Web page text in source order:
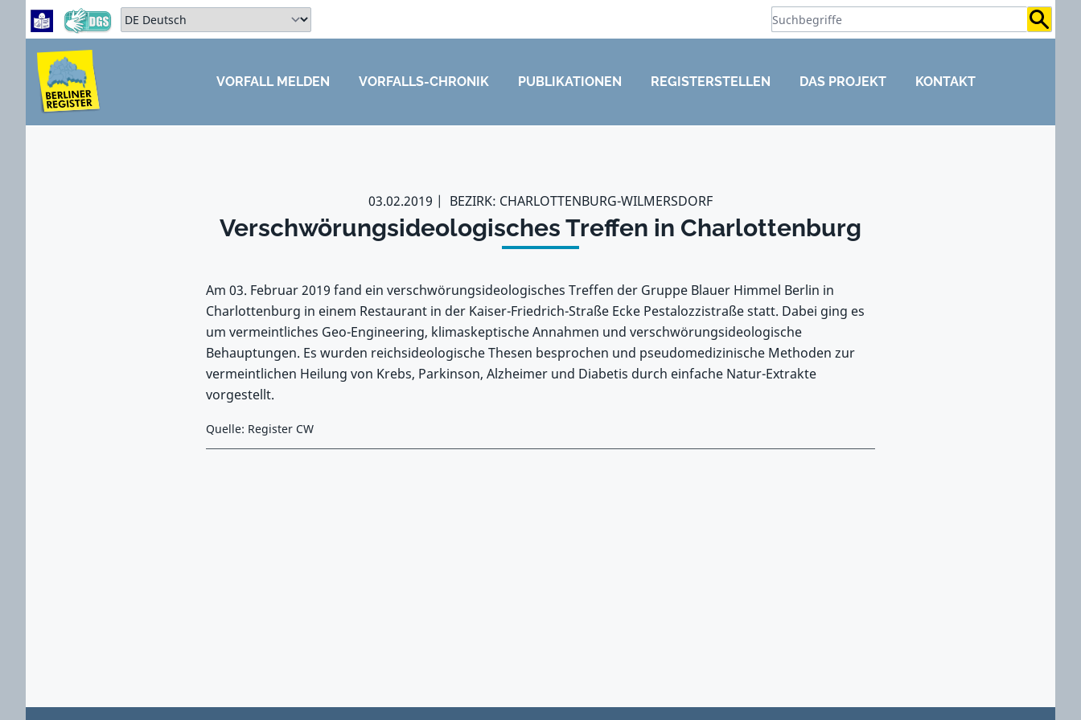
Zum Hauptbereich springen
Zum Hauptmenü springen
Sprache auswählen:
ZUM HAUPTBEREICH SPRINGEN
VORFALL MELDEN VORFALLS-CHRONIK PUBLIKATIONEN REGISTERSTELLEN DAS PROJEKT KONTAKT
03.02.2019 BEZIRK: CHARLOTTENBURG-WILMERSDORF
Verschwörungsideologisches Treffen in Charlottenburg
Am 03. Februar 2019 fand ein verschwörungsideologisches Treffen der Gruppe Blauer Himmel Berlin in
Charlottenburg in einem Restaurant in der Kaiser-Friedrich-Straße Ecke Pestalozzistraße statt. Dabei ging es
um vermeintliches Geo-Engineering, klimaskeptische Annahmen und verschwörungsideologische
Behauptungen. Es wurden reichsideologische Thesen besprochen und pseudomedizinische Methoden zur
vermeintlichen Heilung von Krebs, Parkinson, Alzheimer und Diabetis durch einfache Natur-Extrakte
vorgestellt.
Quelle: Register CW